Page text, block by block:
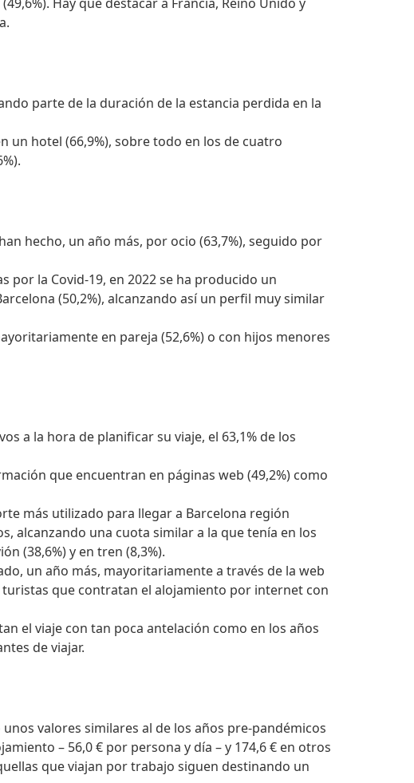
parte de la duración de la estancia perdida en la
un hotel (66,9%), sobre todo en los de cuatro
hecho, un año más, por ocio (63,7%), seguido por
por la Covid-19, en 2022 se ha producido un
(50,2%), alcanzando así un perfil muy similar
en pareja (52,6%) o con hijos menores
a la hora de planificar su viaje, el 63,1% de los
que encuentran en páginas web (49,2%) como
más utilizado para llegar a Barcelona región
alcanzando una cuota similar a la que tenía en los
(38,6%) y en tren (8,3%).
un año más, mayoritariamente a través de la web
turistas que contratan el alojamiento por internet con
el viaje con tan poca antelación como en los años
de viajar.
valores similares al de los años pre-pandémicos
– 56,0 € por persona y día – y 174,6 € en otros
que viajan por trabajo siguen destinando un